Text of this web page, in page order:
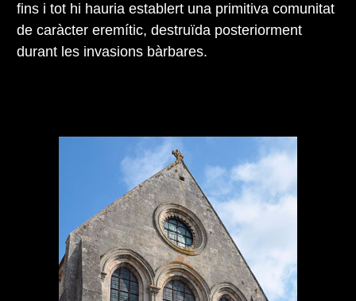
fins i tot hi hauria establert una primitiva comunitat
de caràcter eremític, destruïda posteriorment
durant les invasions bàrbares.